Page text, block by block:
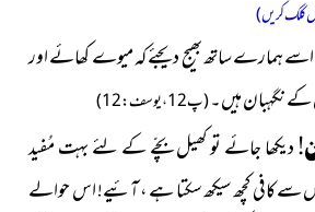
کلک کریں)
ہمارے ساتھ بھیج دیجئے کہ میوے کھائے اور
نگہبان ہیں۔(پ12 ، یوسف : 12)
دیکھا جائے تو کھیل بچّے کے لئے بہت مُفید
کافی کچھ سیکھ سکتا ہے ، آئیے! اس حوالے